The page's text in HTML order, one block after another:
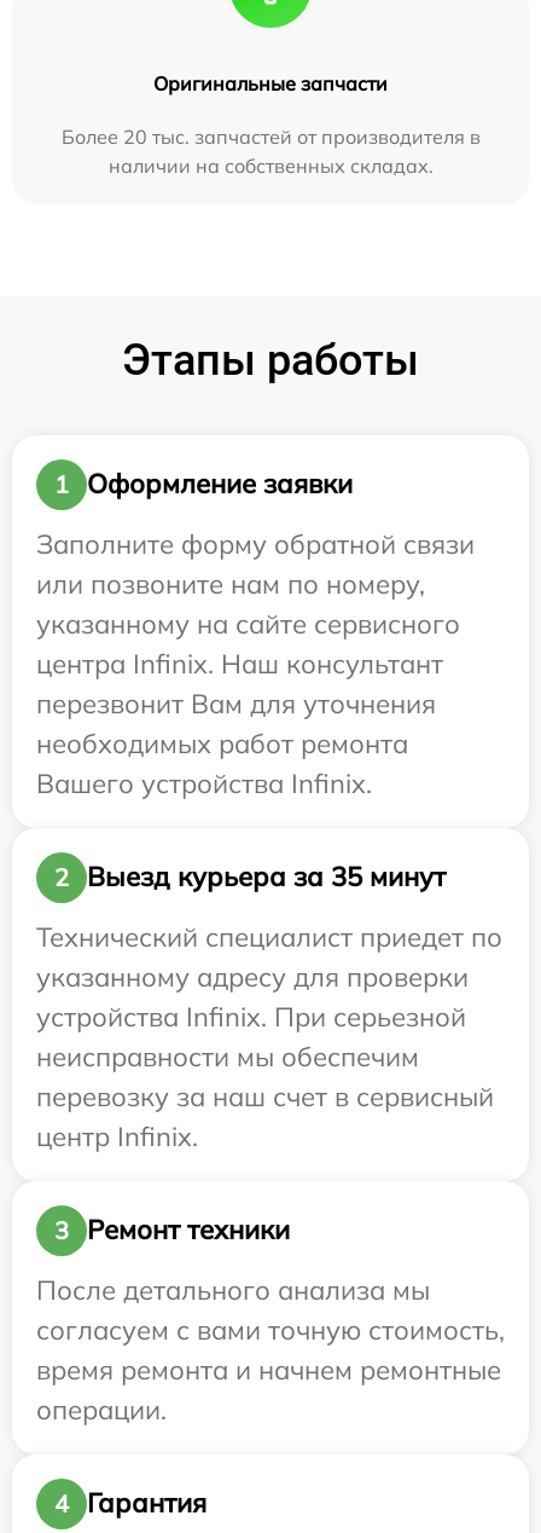
Оригинальные запчасти
Более 20 тыс. запчастей от производителя в
наличии на собственных складах.
Этапы работы
1
Оформление заявки
Заполните форму обратной связи
или позвоните нам по номеру,
указанному на сайте сервисного
центра Infinix. Наш консультант
перезвонит Вам для уточнения
необходимых работ ремонта
Вашего устройства Infinix.
2
Выезд курьера за 35 минут
Технический специалист приедет по
указанному адресу для проверки
устройства Infinix. При серьезной
неисправности мы обеспечим
перевозку за наш счет в сервисный
центр Infinix.
3
Ремонт техники
После детального анализа мы
согласуем с вами точную стоимость,
время ремонта и начнем ремонтные
операции.
4 Гарантия